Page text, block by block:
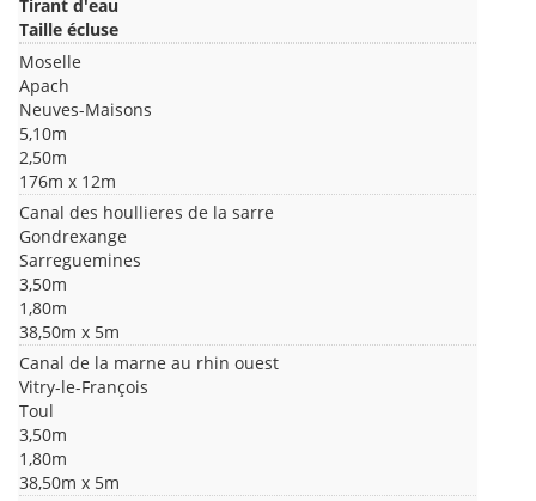
Tirant d'eau
Taille écluse
Moselle
Apach
Neuves-Maisons
5,10m
2,50m
176m x 12m
Canal des houllieres de la sarre
Gondrexange
Sarreguemines
3,50m
1,80m
38,50m x 5m
Canal de la marne au rhin ouest
Vitry-le-François
Toul
3,50m
1,80m
38,50m x 5m